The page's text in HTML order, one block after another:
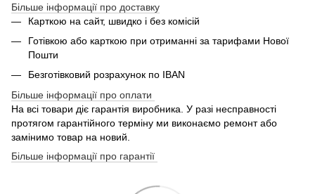
Більше інформації про доставку
Карткою на сайт, швидко і без комісій
Готівкою або карткою при отриманні за тарифами Нової
Пошти
Безготівковий розрахунок по IBAN
Більше інформації про оплати
На всі товари діє гарантія виробника. У разі несправності
протягом гарантійного терміну ми виконаємо ремонт або
замінимо товар на новий.
Більше інформації про гарантії